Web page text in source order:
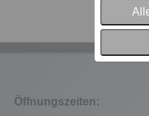
Öffnungszeiten: